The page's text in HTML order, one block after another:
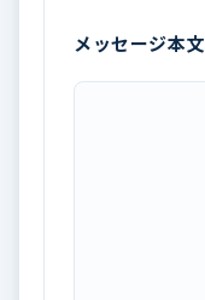
メッセージ本文